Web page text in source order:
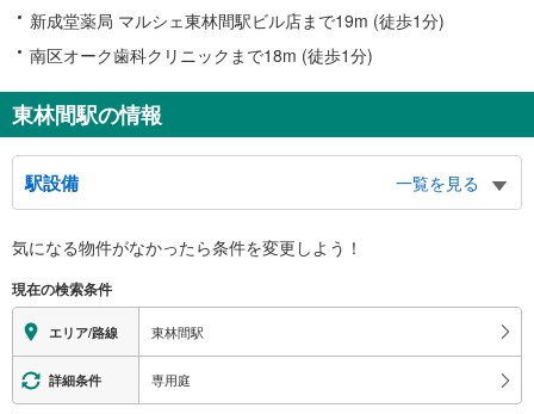
新成堂薬局 マルシェ東林間駅ビル店まで19m (徒歩1分)
南区オーク歯科クリニックまで18m (徒歩1分)
東林間駅の情報
駅設備
一覧を見る
※段差なしでの移動経路
地上⇔改札⇔ホーム：○
エレベータ
・各ホーム⇔改札
・東口
トイレ
気になる物件がなかったら条件を変更しよう！
現在の検索条件
エリア/路線 東林間駅
詳細条件 専用庭